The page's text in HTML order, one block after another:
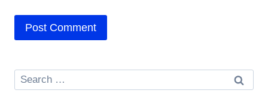
Search
for: